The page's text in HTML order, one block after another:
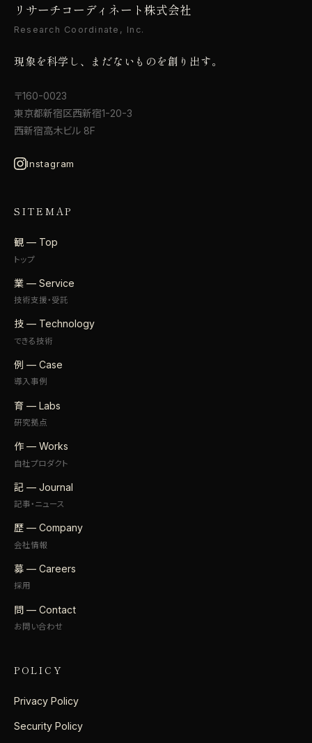
リサーチコーディネート株式会社
Research Coordinate, Inc.
現象を科学し、まだないものを創り出す。
〒160-0023
東京都新宿区西新宿1-20-3
西新宿高木ビル 8F
Instagram
SITEMAP
観 — Top
トップ
業 — Service
技術支援・受託
技 — Technology
できる技術
例 — Case
導入事例
育 — Labs
研究拠点
作 — Works
自社プロダクト
記 — Journal
記事・ニュース
歴 — Company
会社情報
募 — Careers
採用
問 — Contact
お問い合わせ
POLICY
Privacy Policy
Security Policy